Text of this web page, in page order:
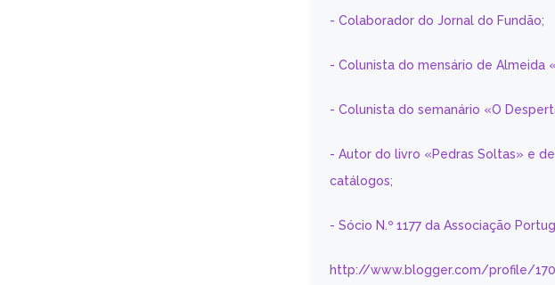
- Colaborador do Jornal do Fundão;
- Colunista do mensário de Almeida
- Colunista do semanário «O
- Autor do livro «Pedras Soltas» e
catálogos;
- Sócio N.º 1177 da Associação
http://www.blogger.com/profile/